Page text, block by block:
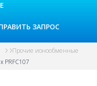
ЗАПРОС
Прочие ионообменные
PRFC107